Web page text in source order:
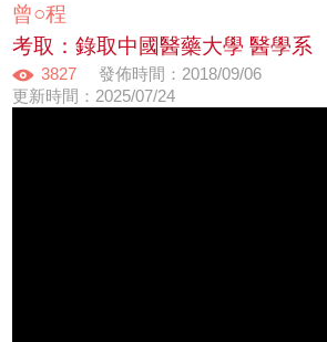
曾○程
考取：錄取中國醫藥大學 醫學系
3827
發佈時間：2018/09/06
更新時間：2025/07/24